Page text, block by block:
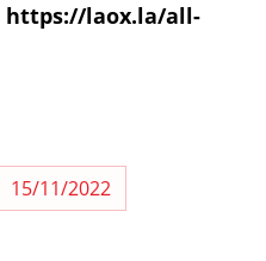
https://laox.la/all-
15/11/2022